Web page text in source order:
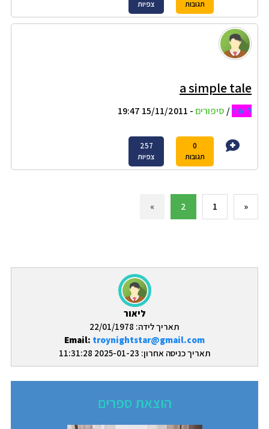
ליאור
תאריך לידה: 22/01/1978
Email: troynightstar@gmail.com
תאריך כניסה אחרון: 2025-01-23 11:31:28
הוצאת ספרים
תגובות צפיות
a simple tale
ליאור/ סיפורים - 15/11/2011 19:47
0
תגובות
257
צפיות
«
1
2
»